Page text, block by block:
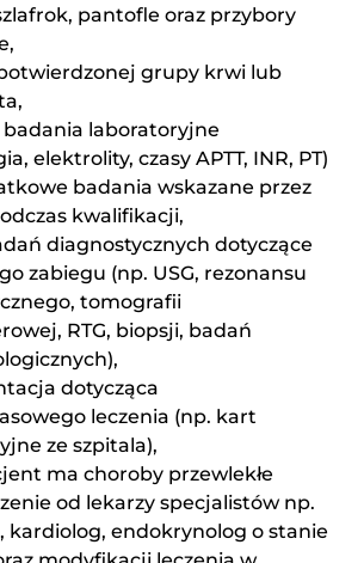
pantofle oraz przybory
grupy krwi lub
laboratoryjne
elektrolity, czasy APTT, INR, PT)
badania wskazane przez
kwalifikacji,
diagnostycznych dotyczące
zabiegu (np. USG, rezonansu
tomografii
RTG, biopsji, badań
dotycząca
leczenia (np. kart
ze szpitala),
ma choroby przewlekłe
od lekarzy specjalistów np.
kardiolog, endokrynolog o stanie